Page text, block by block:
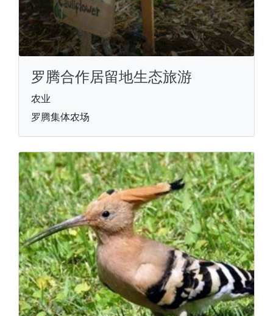
罗腾合作居留地生态旅游
农业
罗腾集体农场